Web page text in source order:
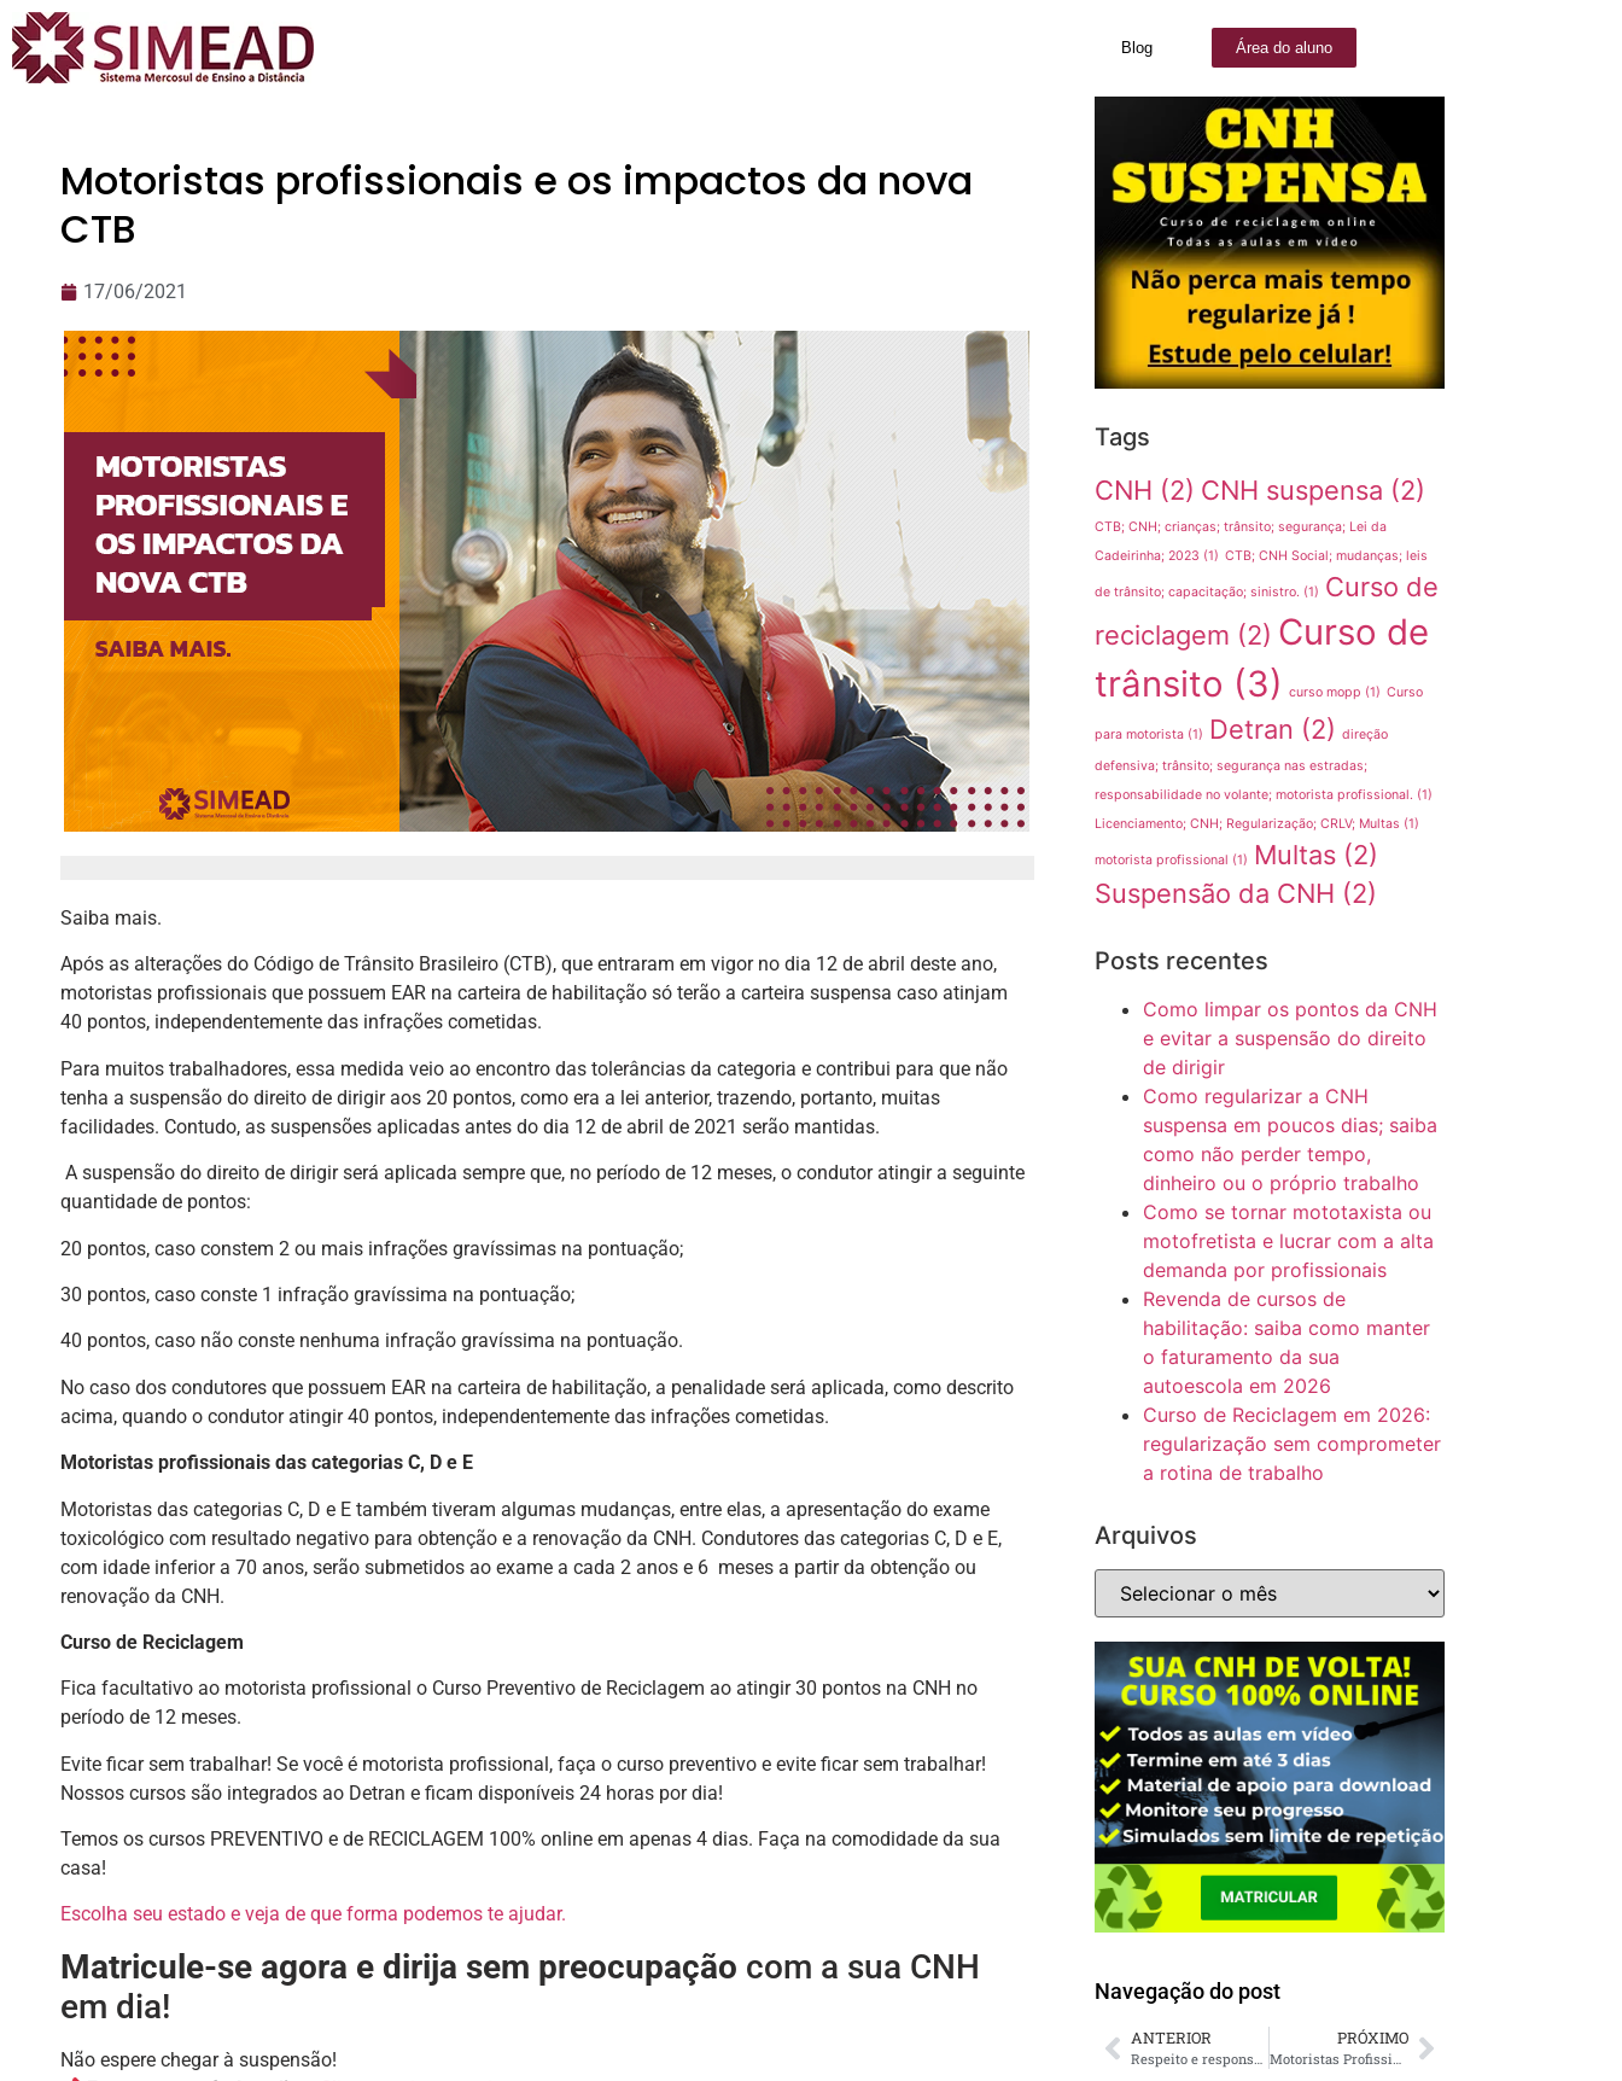
Blog Área do aluno
Motoristas profissionais e os impactos da nova
CTB
17/06/2021
Saiba mais.
Após as alterações do Código de Trânsito Brasileiro (CTB), que entraram em vigor no dia 12 de abril deste ano,
motoristas profissionais que possuem EAR na carteira de habilitação só terão a carteira suspensa caso atinjam
40 pontos, independentemente das infrações cometidas.
Para muitos trabalhadores, essa medida veio ao encontro das tolerâncias da categoria e contribui para que não
tenha a suspensão do direito de dirigir aos 20 pontos, como era a lei anterior, trazendo, portanto, muitas
facilidades. Contudo, as suspensões aplicadas antes do dia 12 de abril de 2021 serão mantidas.
A suspensão do direito de dirigir será aplicada sempre que, no período de 12 meses, o condutor atingir a seguinte
quantidade de pontos:
20 pontos, caso constem 2 ou mais infrações gravíssimas na pontuação;
30 pontos, caso conste 1 infração gravíssima na pontuação;
40 pontos, caso não conste nenhuma infração gravíssima na pontuação.
No caso dos condutores que possuem EAR na carteira de habilitação, a penalidade será aplicada, como descrito
acima, quando o condutor atingir 40 pontos, independentemente das infrações cometidas.
Motoristas profissionais das categorias C, D e E
Motoristas das categorias C, D e E também tiveram algumas mudanças, entre elas, a apresentação do exame
toxicológico com resultado negativo para obtenção e a renovação da CNH. Condutores das categorias C, D e E,
com idade inferior a 70 anos, serão submetidos ao exame a cada 2 anos e 6 meses a partir da obtenção ou
renovação da CNH.
Curso de Reciclagem
Fica facultativo ao motorista profissional o Curso Preventivo de Reciclagem ao atingir 30 pontos na CNH no
período de 12 meses.
Evite ficar sem trabalhar! Se você é motorista profissional, faça o curso preventivo e evite ficar sem trabalhar!
Nossos cursos são integrados ao Detran e ficam disponíveis 24 horas por dia!
Temos os cursos PREVENTIVO e de RECICLAGEM 100% online em apenas 4 dias. Faça na comodidade da sua
casa!
Escolha seu estado e veja de que forma podemos te ajudar.
Matricule-se agora e dirija sem preocupação com a sua CNH
em dia!
Não espere chegar à suspensão!
Tags
CNH (2) CNH suspensa (2)
CTB; CNH; crianças; trânsito; segurança; Lei da
Cadeirinha; 2023 (1) CTB; CNH Social; mudanças; leis
de trânsito; capacitação; sinistro. (1) Curso de
reciclagem (2) Curso de
trânsito (3) curso mopp (1) Curso
para motorista(1) Detran (2) direção
defensiva; trânsito; segurança nas estradas;
responsabilidade no volante; motorista profissional. (1)
Licenciamento; CNH; Regularização; CRLV; Multas (1)
motorista profissional (1) Multas(2)
Suspensão da CNH (2)
Posts recentes
Como limpar os pontos da CNH
e evitar a suspensão do direito
de dirigir
Como regularizar a CNH
suspensa em poucos dias; saiba
como não perder tempo,
dinheiro ou o próprio trabalho
Como se tornar mototaxista ou
motofretista e lucrar com a alta
demanda por profissionais
Revenda de cursos de
habilitação: saiba como manter
o faturamento da sua
autoescola em 2026
Curso de Reciclagem em 2026:
regularização sem comprometer
a rotina de trabalho
Arquivos
Navegação do post
ANTERIOR
Respeito e responsabilidade no trânsito: o SIMEAD apoia o Movimento Maio Amarelo
PRÓXIMO
Motoristas Profissionais podem participar do Curso Preventivo de Reciclagem e limpar a pontuação da CNH